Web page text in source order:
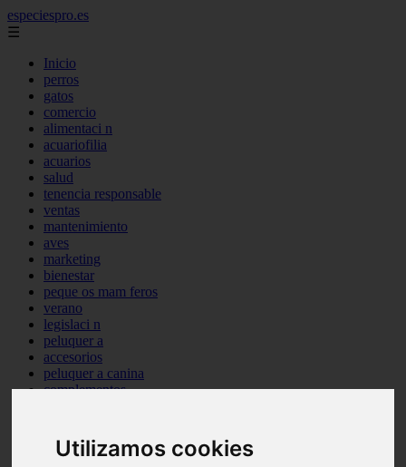
Utilizamos cookies
especiespro.es
☰
Inicio
perros
gatos
comercio
alimentaci n
acuariofilia
acuarios
salud
tenencia responsable
ventas
mantenimiento
aves
marketing
bienestar
peque os mam feros
verano
legislaci n
peluquer a
accesorios
peluquer a canina
complementos
protagonistas
reptiles